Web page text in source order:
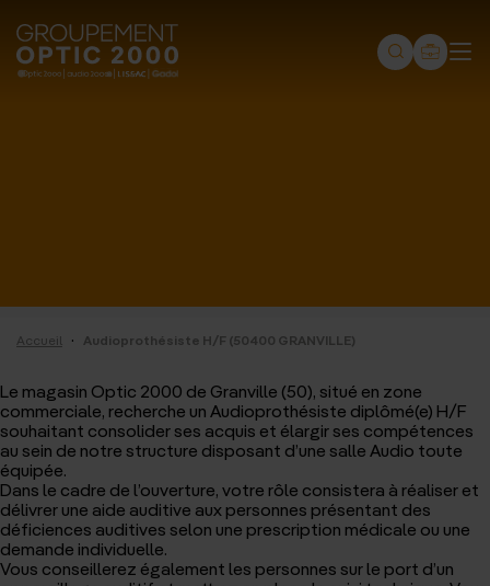
Groupement
Optic
Lissac
-
Gadol
-
Page
d'accueil
Accueil · Audioprothésiste H/F (50400 GRANVILLE)
Le magasin Optic 2000 de Granville (50), situé en zone
commerciale, recherche un Audioprothésiste diplômé(e) H/F
souhaitant consolider ses acquis et élargir ses compétences
au sein de notre structure disposant d’une salle Audio toute
équipée.
Dans le cadre de l’ouverture, votre rôle consistera à réaliser et
délivrer une aide auditive aux personnes présentant des
déficiences auditives selon une prescription médicale ou une
demande individuelle.
Vous conseillerez également les personnes sur le port d’un